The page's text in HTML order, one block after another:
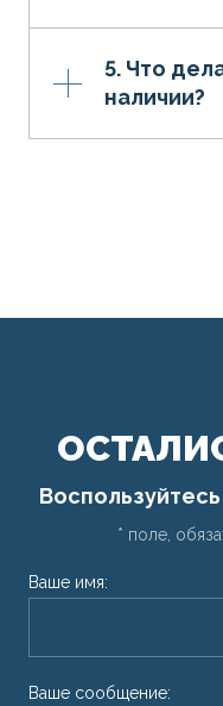
5. Что
наличии?
* поле,
Ваше имя:
Ваше сообщение: